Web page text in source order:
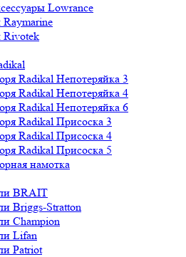
Lowrance
Rivotek
Radikal Непотеряйка 3
Radikal Непотеряйка 4
Radikal Непотеряйка 6
Radikal Присоска 3
Radikal Присоска 4
Radikal Присоска 5
намотка
BRAIT
Briggs-Stratton
Champion
Lifan
Patriot